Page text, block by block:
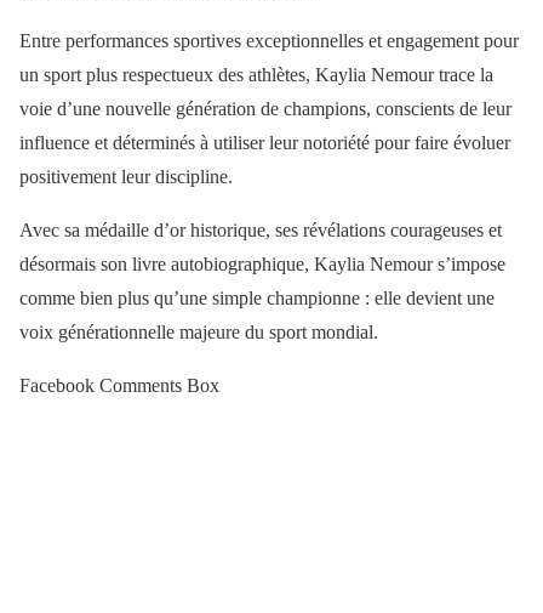
Entre performances sportives exceptionnelles et engagement pour
un sport plus respectueux des athlètes, Kaylia Nemour trace la
voie d’une nouvelle génération de champions, conscients de leur
influence et déterminés à utiliser leur notoriété pour faire évoluer
positivement leur discipline.
Avec sa médaille d’or historique, ses révélations courageuses et
désormais son livre autobiographique, Kaylia Nemour s’impose
comme bien plus qu’une simple championne : elle devient une
voix générationnelle majeure du sport mondial.
Facebook Comments Box